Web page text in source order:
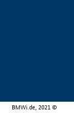
BMWi.de, 2021 ©